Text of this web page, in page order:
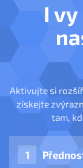
I
Aktivujte si
získejte
tam,